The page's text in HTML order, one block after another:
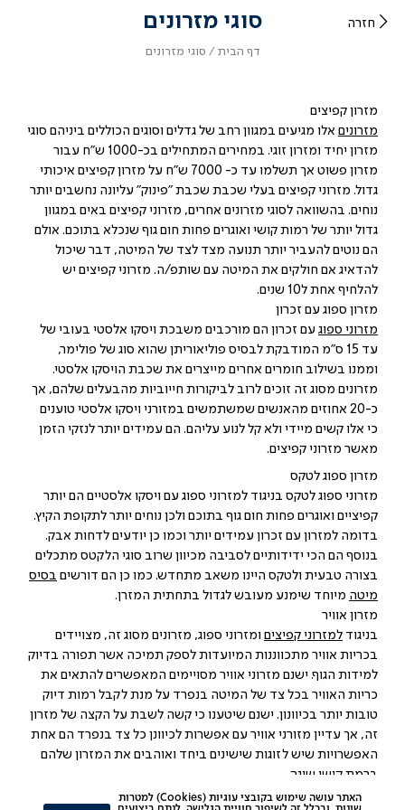
סוגי מזרונים
דף הבית דףסוגי מזרוניםסוגי
חזרה
מזרון קפיצים
מזרונים אלו מגיעים במגוון רחב של גדלים וסוגים הכוללים ביניהם סוגי
מזרון יחיד ומזרון זוגי. במחירים המתחילים בכ-1000 ש"ח עבור
מזרון פשוט אך תשלמו עד כ- 7000 ש"ח על מזרון קפיצים איכותי
גדול. מזרוני קפיצים בעלי שכבת שכבת "פינוק" עליונה נחשבים יותר
נוחים. בהשוואה לסוגי מזרונים אחרים, מזרוני קפיצים באים במגוון
גדול יותר של רמות קושי ואוגרים פחות חום גוף שנכלא בתוכם. אולם
הם נוטים להעביר יותר תנועה מצד לצד של המיטה, דבר שיכול
להדאיג אם חולקים את המיטה עם שותפ/ה. מזרוני קפיצים יש
להלחיף אחת ל10 שנים.
מזרון ספוג עם זכרון
מזרוני ספוג עם זכרון הם מורכבים משבכת ויסקו אלסטי בעובי של
עד 15 ס"מ המודבקת לבסיס פוליאוריתן שהוא סוג של פולימר,
וממנו בשילוב חומרים אחרים מייצרים את שכבת הויסקו אלסטי.
מזרונים מסוג זה זוכים לרוב לביקורות חייוביות מהבעלים שלהם, אך
כ-20 אחוזים מהאנשים שמשתמשים במזורני ויסקו אלסטי טוענים
כי אלו קשים מיידי ולא קל לנוע עליהם. הם עמידים יותר לנזקי הזמן
מאשר מזרוני קפיצים.
מזרון ספוג לטקס
מזרוני ספוג לטקס בניגוד למזרוני ספוג עם ויסקו אלסטיים הם יותר
קפיציים ואוגרים פחות חום גוף בתוכם ולכן נוחים יותר לתקופת הקיץ.
בדומה למזרון עם זכרון עמידים יותר וכמו כן יודעים לדחות אבק.
בנוסף הם הכי ידידותיים לסביבה מכיוון שרוב סוגי הלקטס מתכלים
בצורה טבעית ולטקס היינו משאב מתחדש. כמו כן הם דורשים בסיס
מיטה מיוחד שימנע מעובש לגדול בתחתית המזרן.
מזרון אוויר
בניגוד למזרוני קפיצים ומזרוני ספוג, מזרונים מסוג זה, מצויידים
בכריות אוויר מתכווננות המיועדות לספק תמיכה אשר תפורה בדיוק
למידות הגוף. ישנם מזרוני אוויר מסויימים המאפשרים להתאים את
כריות האוויר בכל צד של המיטה בנפרד על מנת לקבל רמות דיוק
טובות יותר בכיוונון. ישנם שיטענו כי קשה לשבת על הקצה של מזרון
זה, אך עדיין מזורני אוויר עם אפשרות לכיוונן כל צד בנפרד הם אחת
האפשרויות שיש לזוגות שישינים ביחד ואוהבים את המזרון שלהם
ברמת קושי שונה.
את כל סוגי המזרנים הנ"ל תוכלו למצוא אצלנובאתר ד"ר גב
האתר עושה שימוש בקובצי עוגיות (Cookies) למטרות